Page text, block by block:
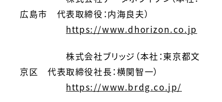
広島市 代表取締役：内海良夫）
https://www.dhorizon.co.jp
株式会社ブリッジ（本社：東京都文
京区 代表取締役社長：横関智一）
https://www.brdg.co.jp/